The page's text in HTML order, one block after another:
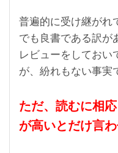
普遍的に受け継がれ
でも良書である訳が
レビューをしておい
が、紛れもない事実
ただ、読むに相
が高いとだけ言わ